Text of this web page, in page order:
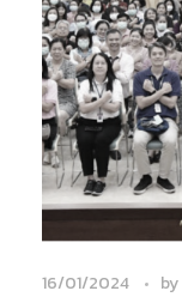
16/01/2024 by